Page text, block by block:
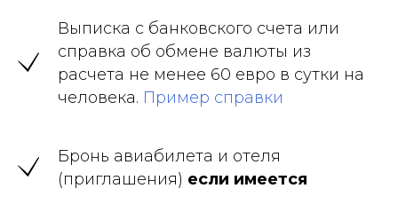
Выписка с банковского счета или
справка об обмене валюты из
расчета не менее 60 евро в сутки на
человека. Пример справки
Бронь авиабилета и отеля
(приглашения) если имеется